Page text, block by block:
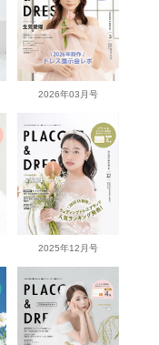
2026年03月号
2025年12月号